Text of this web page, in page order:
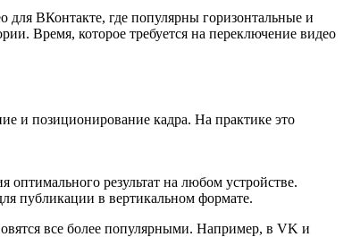
ВКонтакте, где популярны горизонтальные и
Время, которое требуется на переключение видео
и позиционирование кадра. На практике это
результат на любом устройстве.
публикации в вертикальном формате.
все более популярными. Например, в VK и